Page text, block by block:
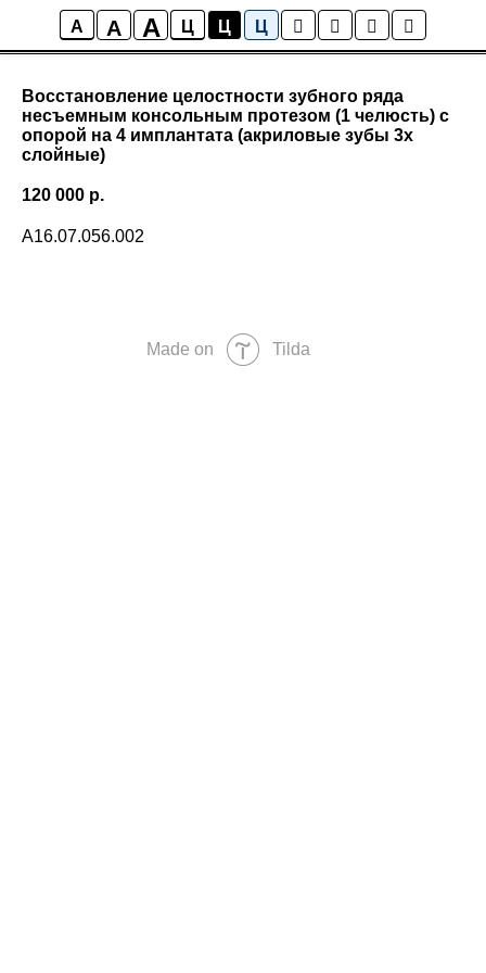
A A A Ц Ц Ц
Восстановление целостности зубного ряда
несъемным консольным протезом (1 челюсть) с
опорой на 4 имплантата (акриловые зубы 3х
слойные)
120 000 р.
А16.07.056.002
Made on Tilda